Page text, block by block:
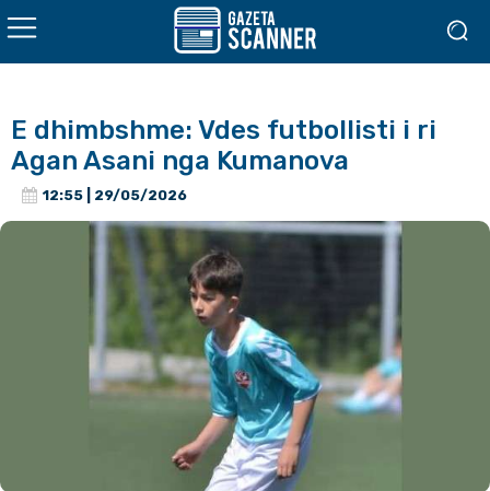
E dhimbshme: Vdes futbollisti i ri
Agan Asani nga Kumanova
12:55 | 29/05/2026